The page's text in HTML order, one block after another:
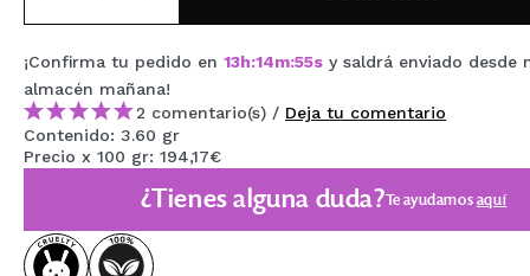
MAQUIFARMA
KOREA ZONE
TRAVEL SIZE
NATURE
OFERTAS
¡Confirma tu pedido en 13h:14m:54s y saldrá enviado desde
almacén mañana!
2 comentario(s) / Deja tu comentario
Contenido: 3.60 gr
Precio x 100 gr: 194,17€
¿Tienes alguna duda?Te ayudamosaquí